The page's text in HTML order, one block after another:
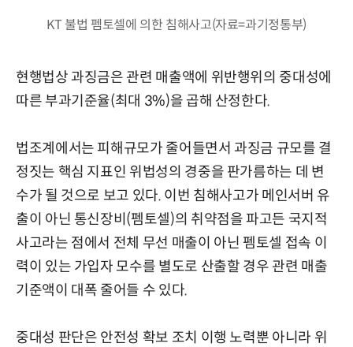
KT 불법 펨토셀에 의한 침해사고(자료=과기정통부)
현행법상 과징금은 관련 매출액에 위반행위의 중대성에
따른 부과기준율(최대 3%)을 곱해 산정한다.
법조계에서는 피해규모가 줄어들면서 과징금 규모를 결
정짓는 핵심 지표인 위법성의 경중을 판가름하는 데 변
수가 될 것으로 보고 있다. 이번 침해사고가 메인서버 유
출이 아닌 통신장비(펨토셀)의 취약점을 파고든 국지적
사고라는 점에서 전체 무선 매출이 아닌 펨토셀 접속 이
력이 있는 가입자 모수를 별도로 산출할 경우 관련 매출
기준액이 대폭 줄어들 수 있다.
중대성 판단은 안전성 확보 조치 이행 노력뿐 아니라 위